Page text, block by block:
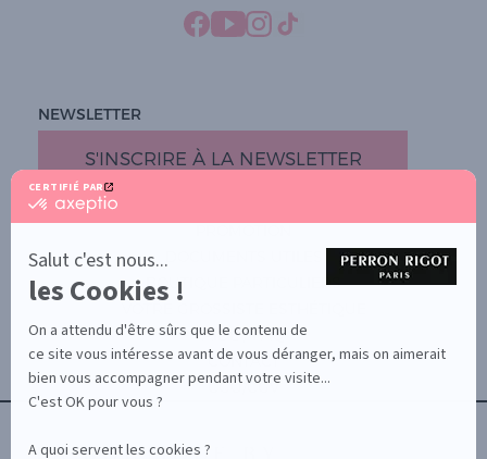
CERTIFIÉ PAR
certifié
En
savoir
plus
sur
Axeptio
Salut c'est nous...
les Cookies !
On a attendu d'être sûrs que le contenu de
ce site vous intéresse avant de vous déranger, mais on aimerait
bien vous accompagner pendant votre visite...
C'est OK pour vous ?
A quoi servent les cookies ?
NEWSLETTER
S'INSCRIRE À LA NEWSLETTER
BOUTIQUE PARTICULIERS
AIDE / FAQ
CONTACT
CGU/CGV